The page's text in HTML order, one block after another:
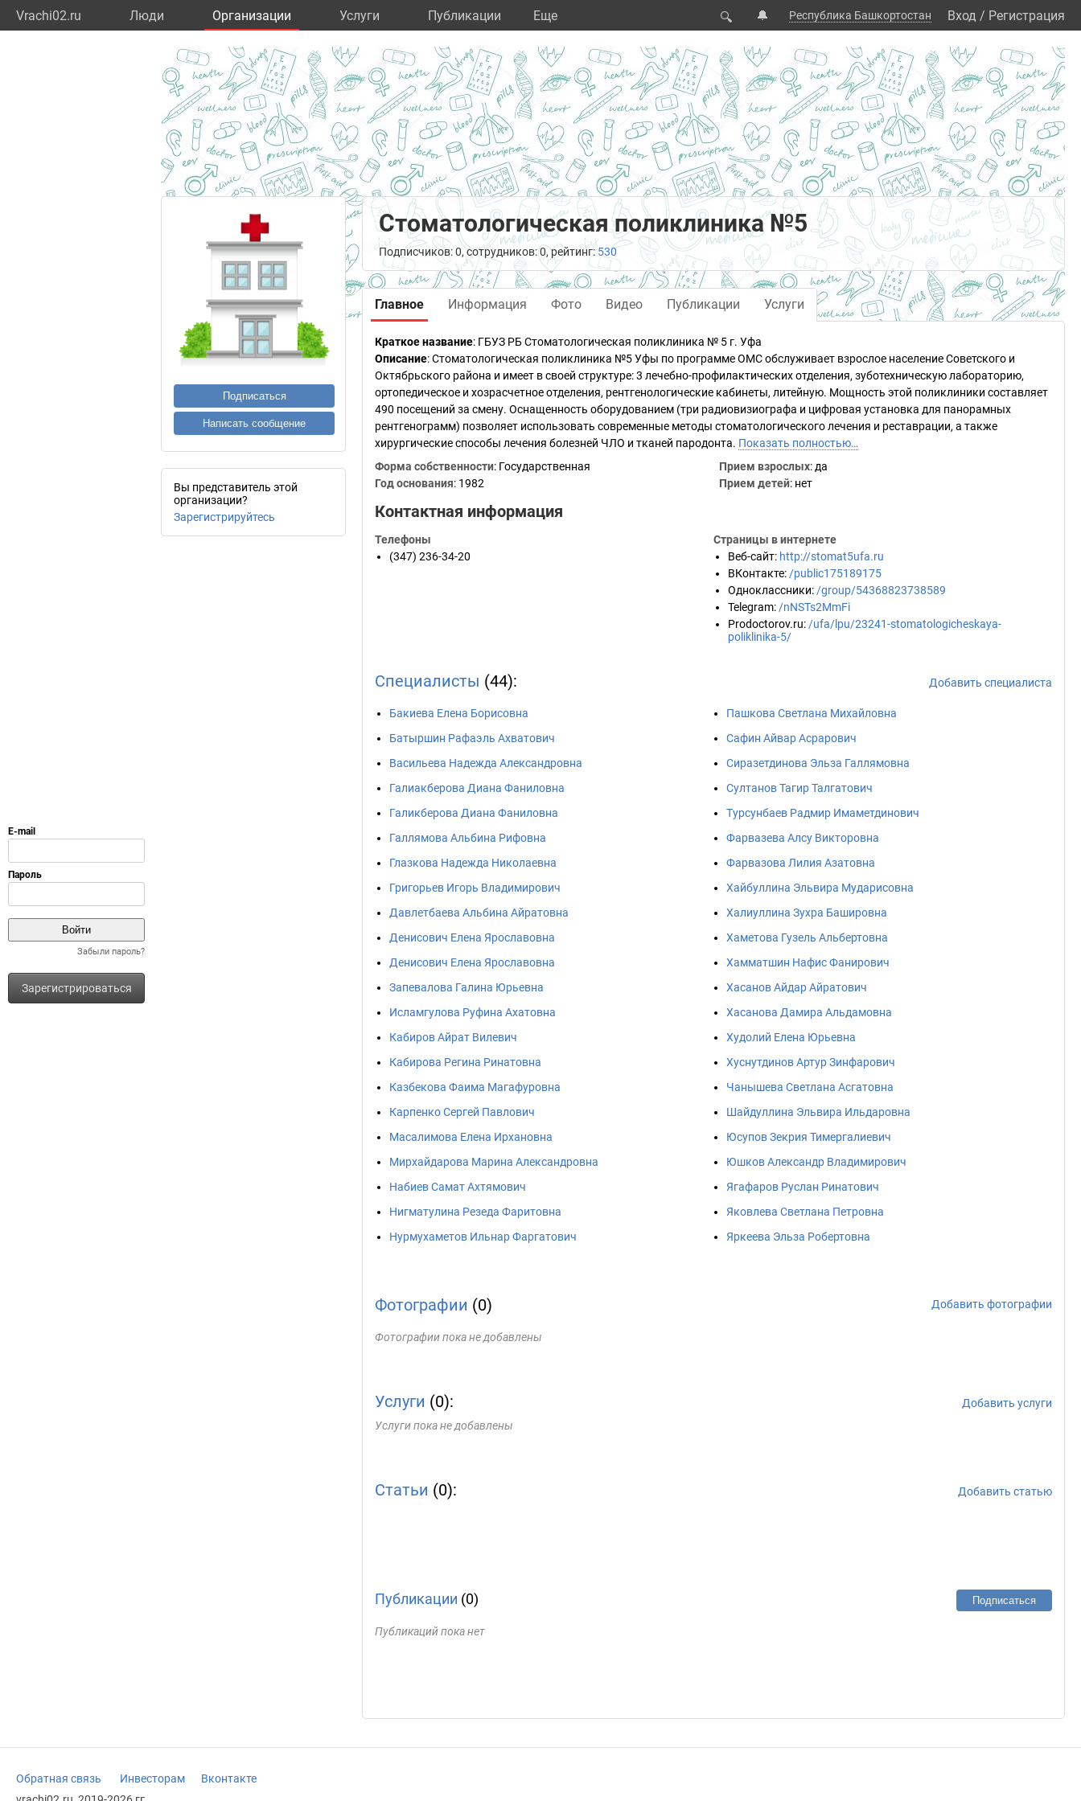
Vrachi02.ru Люди Организации Услуги Публикации Eще 🔍 🔔 Республика Башкортостан Вход / Регистрация
Забыли пароль?
Зарегистрироваться
Подписаться
Написать сообщение
Вы представитель этой
организации?
Зарегистрируйтесь
Стоматологическая поликлиника №5
Подписчиков: 0, сотрудников: 0, рейтинг: 530
Главное Информация Фото Видео Публикации Услуги
Краткое название: ГБУЗ РБ Стоматологическая поликлиника № 5 г. Уфа
Описание: Стоматологическая поликлиника №5 Уфы по программе ОМС обслуживает взрослое население Советского и
Октябрьского района и имеет в своей структуре: 3 лечебно-профилактических отделения, зуботехническую лабораторию,
ортопедическое и хозрасчетное отделения, рентгенологические кабинеты, литейную. Мощность этой поликлиники составляет
490 посещений за смену. Оснащенность оборудованием (три радиовизиографа и цифровая установка для панорамных
рентгенограмм) позволяет использовать современные методы стоматологического лечения и реставрации, а также
хирургические способы лечения болезней ЧЛО и тканей пародонта. Показать полностью…
Форма собственности: Государственная
Год основания: 1982
Прием взрослых: да
Прием детей: нет
Контактная информация
Телефоны
(347) 236-34-20
Страницы в интернете
Веб-сайт: http://stomat5ufa.ru
ВКонтакте: /public175189175
Одноклассники: /group/54368823738589
Telegram: /nNSTs2MmFi
Prodoctorov.ru: /ufa/lpu/23241-stomatologicheskaya-
poliklinika-5/
Специалисты (44): Добавить специалиста
Бакиева Елена Борисовна
Батыршин Рафаэль Ахватович
Васильева Надежда Александровна
Галиакберова Диана Фаниловна
Галикберова Диана Фаниловна
Галлямова Альбина Рифовна
Глазкова Надежда Николаевна
Григорьев Игорь Владимирович
Давлетбаева Альбина Айратовна
Денисович Елена Ярославовна
Денисович Елена Ярославовна
Запевалова Галина Юрьевна
Исламгулова Руфина Ахатовна
Кабиров Айрат Вилевич
Кабирова Регина Ринатовна
Казбекова Фаима Магафуровна
Карпенко Сергей Павлович
Масалимова Елена Ирхановна
Мирхайдарова Марина Александровна
Набиев Самат Ахтямович
Нигматулина Резеда Фаритовна
Нурмухаметов Ильнар Фаргатович
Пашкова Светлана Михайловна
Сафин Айвар Асрарович
Сиразетдинова Эльза Галлямовна
Султанов Тагир Талгатович
Турсунбаев Радмир Имаметдинович
Фарвазева Алсу Викторовна
Фарвазова Лилия Азатовна
Хайбуллина Эльвира Мударисовна
Халиуллина Зухра Башировна
Хаметова Гузель Альбертовна
Хамматшин Нафис Фанирович
Хасанов Айдар Айратович
Хасанова Дамира Альдамовна
Худолий Елена Юрьевна
Хуснутдинов Артур Зинфарович
Чанышева Светлана Асгатовна
Шайдуллина Эльвира Ильдаровна
Юсупов Зекрия Тимергалиевич
Юшков Александр Владимирович
Ягафаров Руслан Ринатович
Яковлева Светлана Петровна
Яркеева Эльза Робертовна
Фотографии (0) Добавить фотографии
Фотографии пока не добавлены
Услуги (0):
Добавить услуги
Услуги пока не добавлены
Статьи (0): Добавить статью
Публикации (0) Подписаться
Публикаций пока нет
Обратная связь Инвесторам
Вконтакте